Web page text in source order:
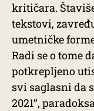
kritičara.
tekstovi,
umetničke
Radi se o tome
potkrepljeno
svi saglasni da
2021“,